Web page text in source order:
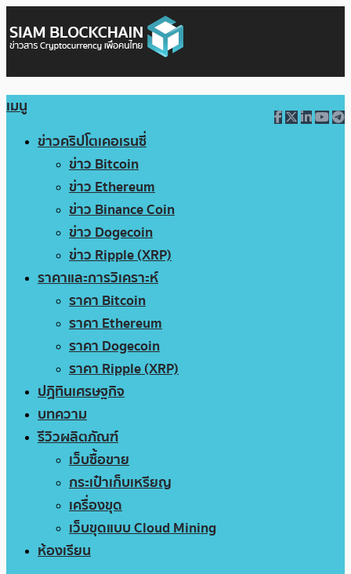
เมนู
ข่าวคริปโตเคอเรนซี่
ข่าว Bitcoin
ข่าว Ethereum
ข่าว Binance Coin
ข่าว Dogecoin
ข่าว Ripple (XRP)
ราคาและการวิเคราะห์
ราคา Bitcoin
ราคา Ethereum
ราคา Dogecoin
ราคา Ripple (XRP)
ปฏิทินเศรษฐกิจ
บทความ
รีวิวผลิตภัณฑ์
เว็บซื้อขาย
กระเป๋าเก็บเหรียญ
เครื่องขุด
เว็บขุดแบบ Cloud Mining
ห้องเรียน